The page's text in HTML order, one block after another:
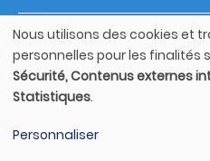
©
Footer
bottom
Utilisation
des
données
personnelles
et
Nous utilisons des cookies et
personnelles pour les finalités
Sécurité, Contenus externes
Statistiques.
Personnaliser